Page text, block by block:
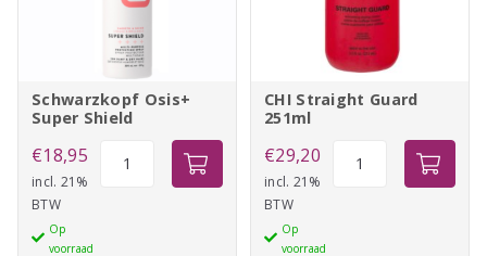
Schwarzkopf Osis+
Super Shield
€18,95
incl. 21%
BTW
Op
voorraad
Schwarzkopf
CHI Straight Guard
251ml
€29,20
incl. 21%
BTW
Op
voorraad